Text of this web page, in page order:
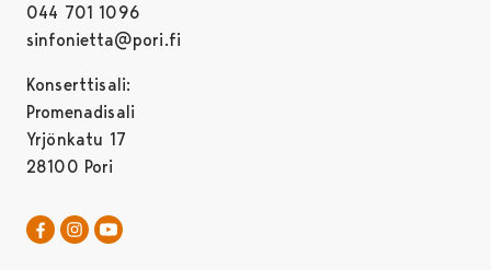
044 701 1096
sinfonietta@pori.fi
Konserttisali:
Promenadisali
Yrjönkatu 17
28100 Pori
Pori Sinfonietta Facebookissa
Avautuu uudessa välilehdessä
Pori Sinfonietta Instagrammissa
Avautuu uudessa välilehdessä